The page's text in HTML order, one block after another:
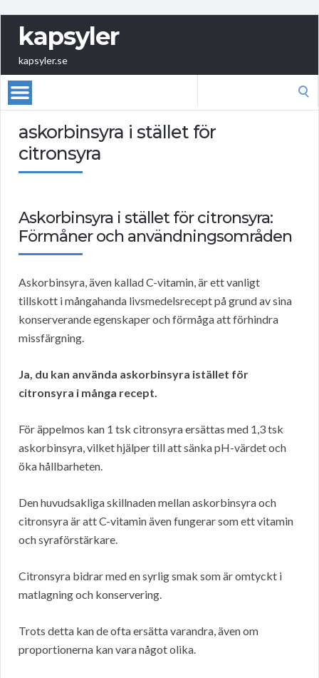
kapsyler
kapsyler.se
askorbinsyra i stället för
citronsyra
Askorbinsyra i stället för citronsyra:
Förmåner och användningsområden
Askorbinsyra, även kallad C-vitamin, är ett vanligt
tillskott i mångahanda livsmedelsrecept på grund av sina
konserverande egenskaper och förmåga att förhindra
missfärgning.
Ja, du kan använda askorbinsyra istället för
citronsyra i många recept.
För äppelmos kan 1 tsk citronsyra ersättas med 1,3 tsk
askorbinsyra, vilket hjälper till att sänka pH-värdet och
öka hållbarheten.
Den huvudsakliga skillnaden mellan askorbinsyra och
citronsyra är att C-vitamin även fungerar som ett vitamin
och syraförstärkare.
Citronsyra bidrar med en syrlig smak som är omtyckt i
matlagning och konservering.
Trots detta kan de ofta ersätta varandra, även om
proportionerna kan vara något olika.